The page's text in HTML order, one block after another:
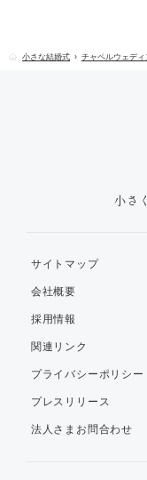
小さな結婚式 チャペルウェデ
小さ
サイトマップ
会社概要
採用情報
関連リンク
プライバシーポリシー
プレスリリース
法人さまお問合わせ